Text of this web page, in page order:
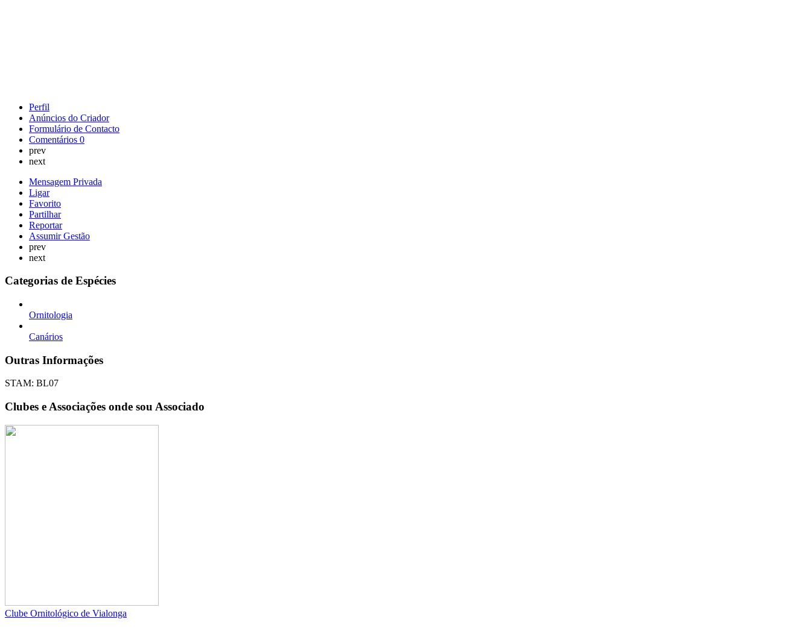
Perfil
Anúncios do Criador
Formulário de Contacto
Comentários 0
prev
next
Mensagem Privada
Ligar
Favorito
Partilhar
Reportar
Assumir Gestão
prev
next
Categorias de Espécies
Ornitologia
Canários
Outras Informações
STAM: BL07
Clubes e Associações onde sou Associado
Clube Ornitológico de Vialonga